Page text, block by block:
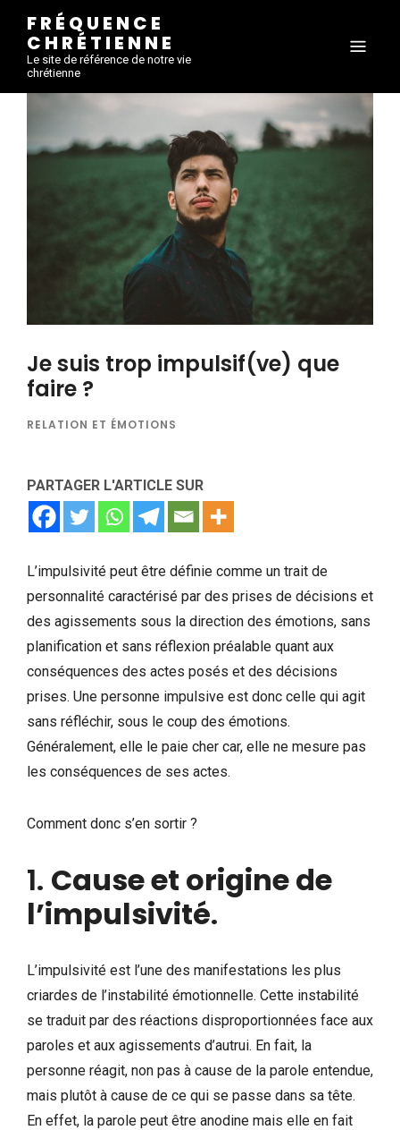
FRÉQUENCE
CHRÉTIENNE
Le site de référence de notre vie
chrétienne
Je suis trop impulsif(ve) que
faire ?
RELATION ET ÉMOTIONS
PARTAGER L'ARTICLE SUR
L’impulsivité peut être définie comme un trait de
personnalité caractérisé par des prises de décisions et
des agissements sous la direction des émotions, sans
planification et sans réflexion préalable quant aux
conséquences des actes posés et des décisions
prises. Une personne impulsive est donc celle qui agit
sans réfléchir, sous le coup des émotions.
Généralement, elle le paie cher car, elle ne mesure pas
les conséquences de ses actes.
Comment donc s’en sortir ?
1. Cause et origine de
l’impulsivité.
L’impulsivité est l’une des manifestations les plus
criardes de l’instabilité émotionnelle. Cette instabilité
se traduit par des réactions disproportionnées face aux
paroles et aux agissements d’autrui. En fait, la
personne réagit, non pas à cause de la parole entendue,
mais plutôt à cause de ce qui se passe dans sa tête.
En effet, la parole peut être anodine mais elle en fait